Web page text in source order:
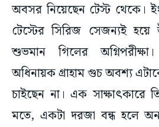
অবসর নিয়েছেন টেস্ট থেকে।
টেস্টের সিরিজ সেজন্যই হয়ে
শুভমান গিলের অগ্নিপরীক্ষা।
অধিনায়ক গ্রাহাম গুচ অবশ্য
চাইছেন না। এক সাক্ষাৎকারে
মতে, একটা দরজা বন্ধ হলে